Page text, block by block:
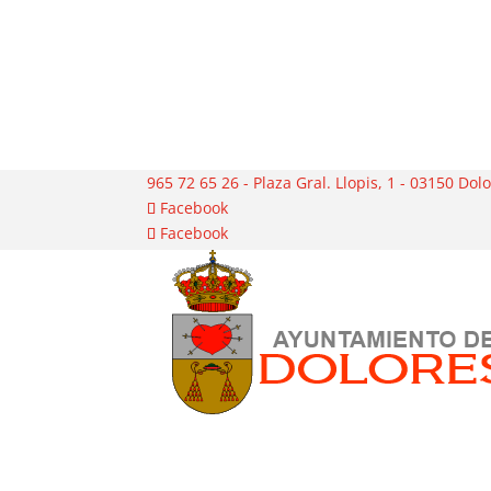
965 72 65 26 - Plaza Gral. Llopis, 1 - 03150
Facebook
Facebook